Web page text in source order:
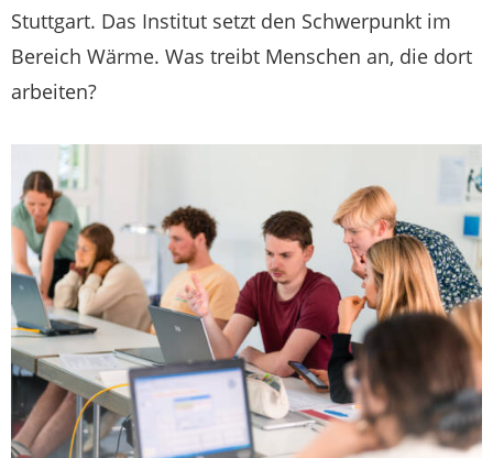
Stuttgart. Das Institut setzt den Schwerpunkt im
Bereich Wärme. Was treibt Menschen an, die dort
arbeiten?